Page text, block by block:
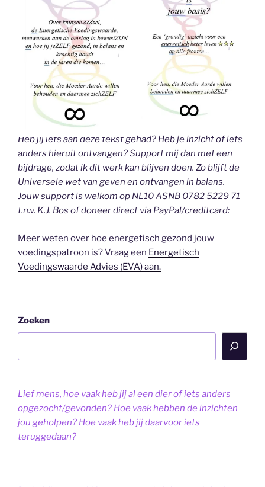
Heb jij iets aan deze tekst gehad? Heb je inzicht of iets
anders hieruit ontvangen? Support mij dan met een
bijdrage, zodat ik dit werk kan blijven doen. Zo blijft de
Universele wet van geven en ontvangen in balans.
Jouw support is welkom op NL10 ASNB 0782 5229 71
t.n.v. K.J. Bos of doneer direct via PayPal/creditcard:
Meer weten over hoe energetisch gezond jouw
voedingspatroon is? Vraag een Energetisch
Voedingswaarde Advies (EVA) aan.
Zoeken
Lief mens, hoe vaak heb jij al een dier of iets anders
opgezocht/gevonden? Hoe vaak hebben de inzichten
jou geholpen? Hoe vaak heb jij daarvoor iets
teruggedaan?